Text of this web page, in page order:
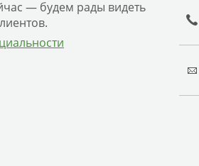
— будем рады видеть